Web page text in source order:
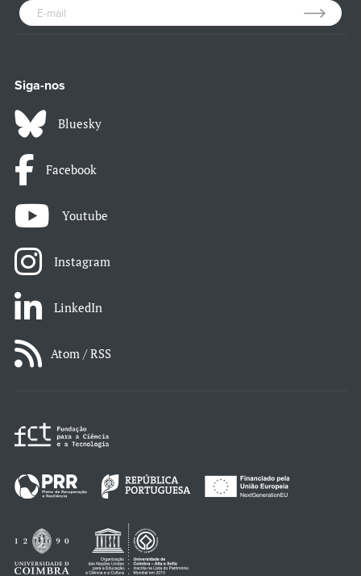
Siga-nos
Bluesky
Facebook
Youtube
Instagram
LinkedIn
Atom / RSS